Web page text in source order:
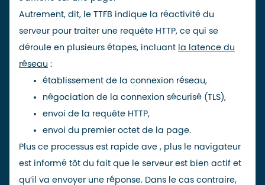
Autrement, dit, le TTFB indique la réactivité du
serveur pour traiter une requête HTTP, ce qui se
déroule en plusieurs étapes, incluant la latence du
réseau :
établissement de la connexion réseau,
négociation de la connexion sécurisé (TLS),
envoi de la requête HTTP,
envoi du premier octet de la page.
Plus ce processus est rapide ave , plus le navigateur
est informé tôt du fait que le serveur est bien actif et
qu’il va envoyer une réponse. Dans le cas contraire,